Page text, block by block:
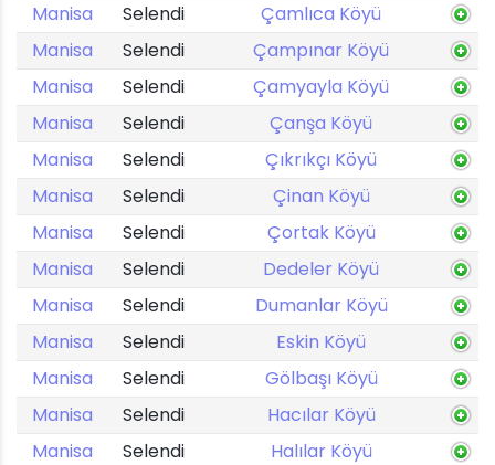
Manisa
Selendi
Çamlıca Köyü
Manisa
Selendi
Çampınar Köyü
Manisa
Selendi
Çamyayla Köyü
Manisa
Selendi
Çanşa Köyü
Manisa
Selendi
Çıkrıkçı Köyü
Manisa
Selendi
Çinan Köyü
Manisa
Selendi
Çortak Köyü
Manisa
Selendi
Dedeler Köyü
Manisa
Selendi
Dumanlar Köyü
Manisa
Selendi
Eskin Köyü
Manisa
Selendi
Gölbaşı Köyü
Manisa
Selendi
Hacılar Köyü
Manisa
Selendi
Halılar Köyü